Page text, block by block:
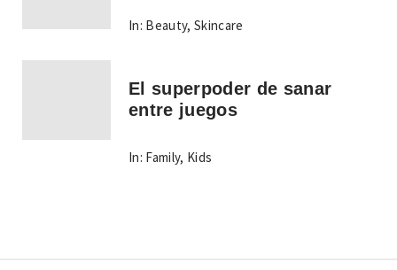
In: Beauty,Skincare
El superpoder de sanar
entre juegos
In: Family, Kids